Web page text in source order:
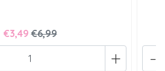
€3,49 €6,99
+ -